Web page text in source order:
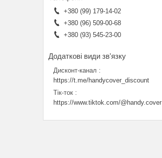
+380 (99) 179-14-02
+380 (96) 509-00-68
+380 (93) 545-23-00
Дисконт-канал
https://t.me/handycover_discount
Тік-ток
https://www.tiktok.com/@handy.cover